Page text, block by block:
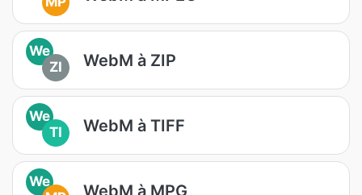
We
ZI
WebM à ZIP
We
TI
WebM à TIFF
We
WebM à MPG